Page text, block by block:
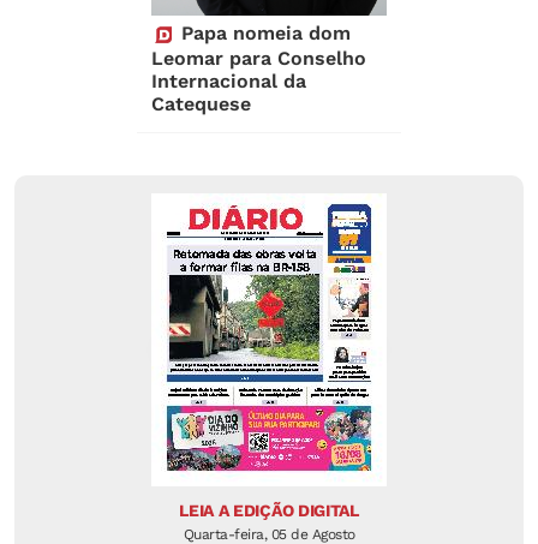
Papa nomeia dom
Leomar para Conselho
Internacional da
Catequese
LEIA A EDIÇÃO DIGITAL
Quarta-feira, 05 de Agosto